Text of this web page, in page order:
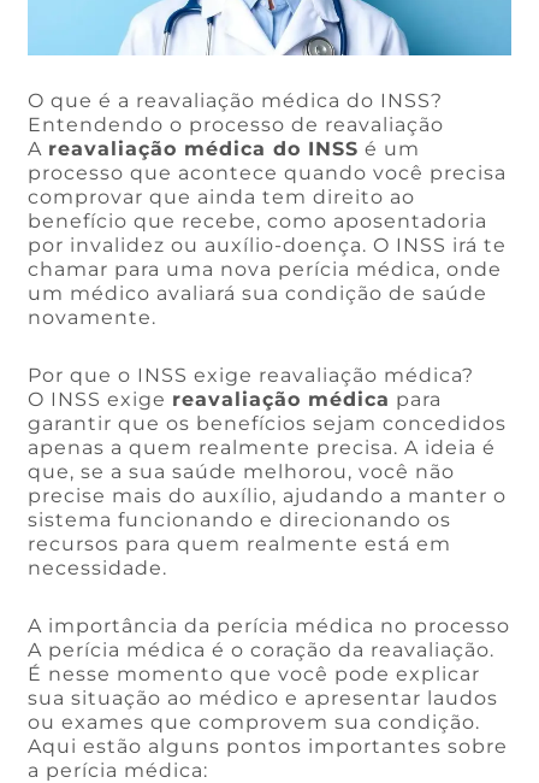
O que é a reavaliação médica do INSS?
Entendendo o processo de reavaliação
A reavaliação médica do INSS é um
processo que acontece quando você precisa
comprovar que ainda tem direito ao
benefício que recebe, como aposentadoria
por invalidez ou auxílio-doença. O INSS irá te
chamar para uma nova perícia médica, onde
um médico avaliará sua condição de saúde
novamente.
Por que o INSS exige reavaliação médica?
O INSS exige reavaliação médica para
garantir que os benefícios sejam concedidos
apenas a quem realmente precisa. A ideia é
que, se a sua saúde melhorou, você não
precise mais do auxílio, ajudando a manter o
sistema funcionando e direcionando os
recursos para quem realmente está em
necessidade.
A importância da perícia médica no processo
A perícia médica é o coração da reavaliação.
É nesse momento que você pode explicar
sua situação ao médico e apresentar laudos
ou exames que comprovem sua condição.
Aqui estão alguns pontos importantes sobre
a perícia médica: